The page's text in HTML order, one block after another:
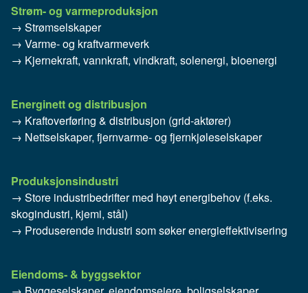
Strøm- og varmeproduksjon
→ Strømselskaper
→ Varme- og kraftvarmeverk
→ Kjernekraft, vannkraft, vindkraft, solenergi, bioenergi
Energinett og distribusjon
→ Kraftoverføring & distribusjon (grid-aktører)
→ Nett­selskaper, fjernvarme- og fjernkjøleselskaper
Produksjonsindustri
→ Store industribedrifter med høyt energibehov (f.eks.
skogindustri, kjemi, stål)
→ Produserende industri som søker energieffektivisering
Eiendoms- & byggsektor